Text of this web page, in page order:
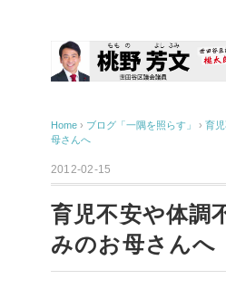
Home › ブログ「一隅を照らす」 › 育
母さんへ
2012-02-15
育児不安や体調
みのお母さんへ